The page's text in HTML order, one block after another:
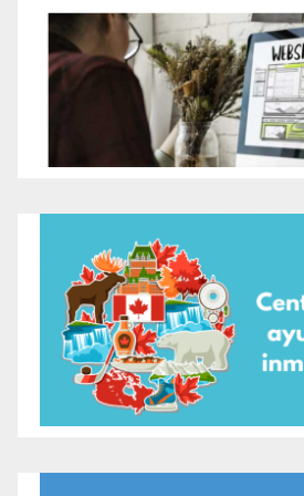
facilita aún más el acceso a la
Eres inmigrante
conoces las
¡No te quedes
consultar Legal Line. Es un
todos los canadienses,
que están navegando por el
vez.
¡Recuerda, el conocimiento es
información sobre Legal Line,
Centros que Ayudan al